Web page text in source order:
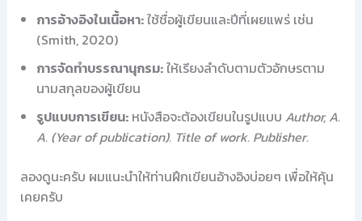
การอ้างอิงในเนื้อหา:ใช้ชื่อผู้เขียนและปีที่เผยแพร่ เช่น
(Smith, 2020)
การจัดทำบรรณานุกรม:ให้เรียงลำดับตามตัวอักษรตาม
นามสกุลของผู้เขียน
รูปแบบการเขียน:หนังสือจะต้องเขียนในรูปแบบ Author, A.
A. (Year of publication). Title of work. Publisher.
ลองดูนะครับ ผมแนะนำให้ท่านฝึกเขียนอ้างอิงบ่อยๆ เพื่อให้คุ้น
เคยครับ